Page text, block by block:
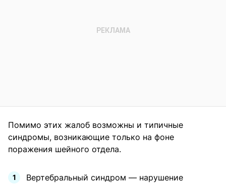
Помимо этих жалоб возможны и типичные
синдромы, возникающие только на фоне
поражения шейного отдела.
Вертебральный синдром — нарушение